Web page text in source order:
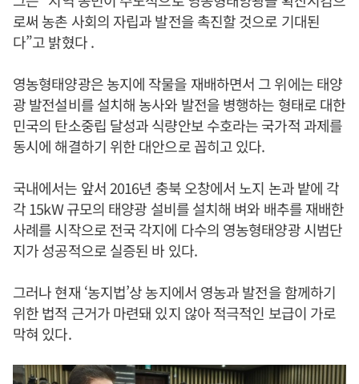
로써 농촌 사회의 자립과 발전을 촉진할 것으로 기대된
다”고 밝혔다 .
영농형태양광은 농지에 작물을 재배하면서 그 위에는 태양
광 발전설비를 설치해 농사와 발전을 병행하는 형태로 대한
민국의 탄소중립 달성과 식량안보 수호라는 국가적 과제를
동시에 해결하기 위한 대안으로 꼽히고 있다.
국내에서는 앞서 2016년 충북 오창에서 노지 논과 밭에 각
각 15kW 규모의 태양광 설비를 설치해 벼와 배추를 재배한
사례를 시작으로 전국 각지에 다수의 영농형태양광 시범단
지가 성공적으로 실증된 바 있다.
그러나 현재 ‘농지법’상 농지에서 영농과 발전을 함께하기
위한 법적 근거가 마련돼 있지 않아 적극적인 보급이 가로
막혀 있다.